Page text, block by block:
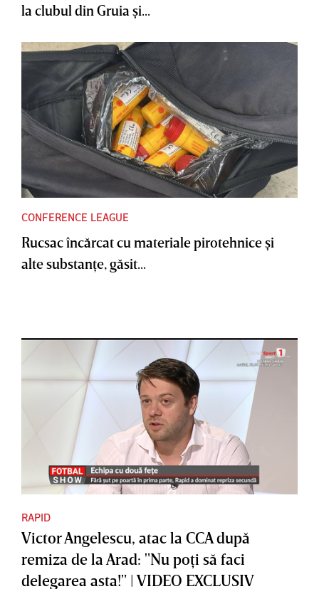
la clubul din Gruia şi...
CONFERENCE LEAGUE
Rucsac încărcat cu materiale pirotehnice şi
alte substanţe, găsit...
RAPID
Victor Angelescu, atac la CCA după
remiza de la Arad: "Nu poţi să faci
delegarea asta!" | VIDEO EXCLUSIV